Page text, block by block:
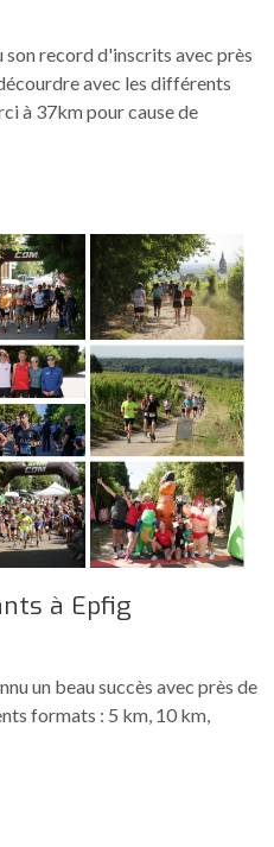
record d'inscrits avec près
avec les différents
à 37km pour cause de
à Epfig
un beau succès avec près de
formats : 5 km, 10 km,